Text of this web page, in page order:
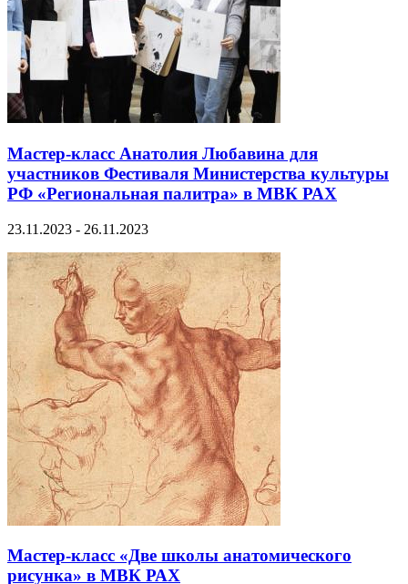
Мастер-класс Анатолия Любавина для
участников Фестиваля Министерства культуры
РФ «Региональная палитра» в МВК РАХ
23.11.2023 - 26.11.2023
Мастер-класс «Две школы анатомического
рисунка» в МВК РАХ